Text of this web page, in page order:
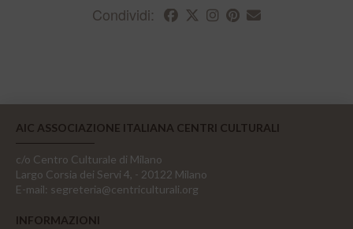
Condividi:
AIC ASSOCIAZIONE ITALIANA CENTRI CULTURALI
c/o Centro Culturale di Milano
Largo Corsia dei Servi 4, - 20122 Milano
E-mail: segreteria@centriculturali.org
INFORMAZIONI